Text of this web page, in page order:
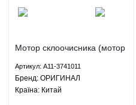
Мотор склоочисника (мотор
1.6 МКПП - A11-3741011
ОРИГИНАЛ
Артикул: A11-3741011
Брeнд: ОРИГИНАЛ
Країна: Китай